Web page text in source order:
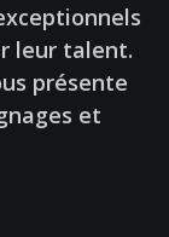
leur talent.
présente
et